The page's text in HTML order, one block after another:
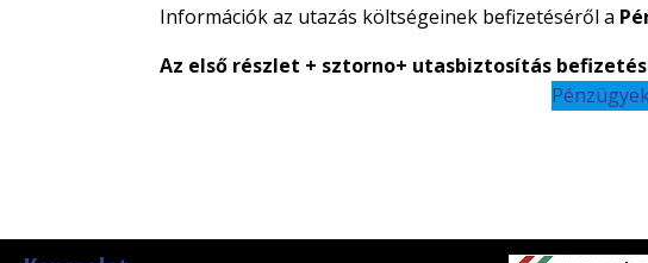
Információk az utazás költségeinek befizetéséről a
Az első részlet + sztorno+ utasbiztosítás